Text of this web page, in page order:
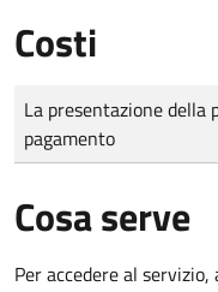
Costi
Tipo di pagamento
Importo
La presentazione della
pagamento
Cosa serve
Per accedere al